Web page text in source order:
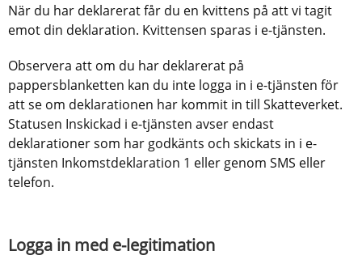
När du har deklarerat får du en kvittens på att vi tagit
emot din deklaration. Kvittensen sparas i e-tjänsten.
Observera att om du har deklarerat på
pappersblanketten kan du inte logga in i e-tjänsten för
att se om deklarationen har kommit in till Skatteverket.
Statusen Inskickad i e-tjänsten avser endast
deklarationer som har godkänts och skickats in i e-
tjänsten Inkomstdeklaration 1 eller genom SMS eller
telefon.
Logga in med e-legitimation